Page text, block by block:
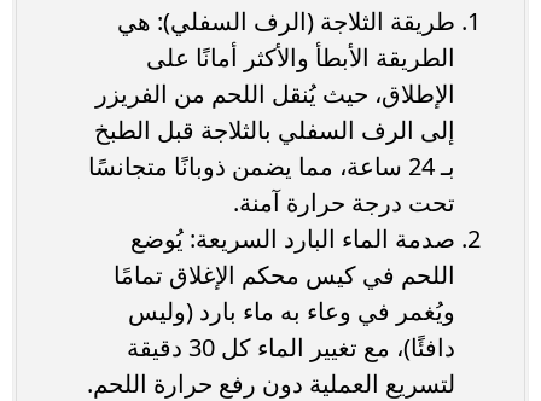
طريقة الثلاجة (الرف السفلي): هي
الطريقة الأبطأ والأكثر أمانًا على
الإطلاق، حيث يُنقل اللحم من الفريزر
إلى الرف السفلي بالثلاجة قبل الطبخ
بـ 24 ساعة، مما يضمن ذوبانًا متجانسًا
تحت درجة حرارة آمنة.
صدمة الماء البارد السريعة: يُوضع
اللحم في كيس محكم الإغلاق تمامًا
ويُغمر في وعاء به ماء بارد (وليس
دافئًا)، مع تغيير الماء كل 30 دقيقة
لتسريع العملية دون رفع حرارة اللحم.